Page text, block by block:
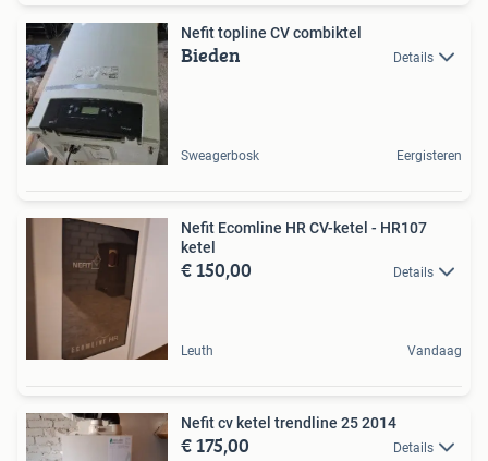
Nefit topline CV combiktel
Bieden Details
Sweagerbosk Eergisteren
Nefit Ecomline HR CV-ketel - HR107
ketel
€ 150,00 Details
Leuth Vandaag
Nefit cv ketel trendline 25 2014
€ 175,00 Details